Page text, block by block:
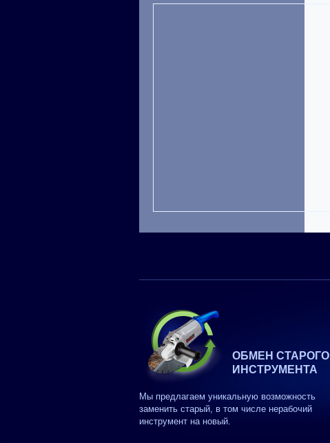
ОБМЕН СТАРОГО
ИНСТРУМЕНТА
Мы предлагаем уникальную возможность
заменить старый, в том числе нерабочий
инструмент на новый.